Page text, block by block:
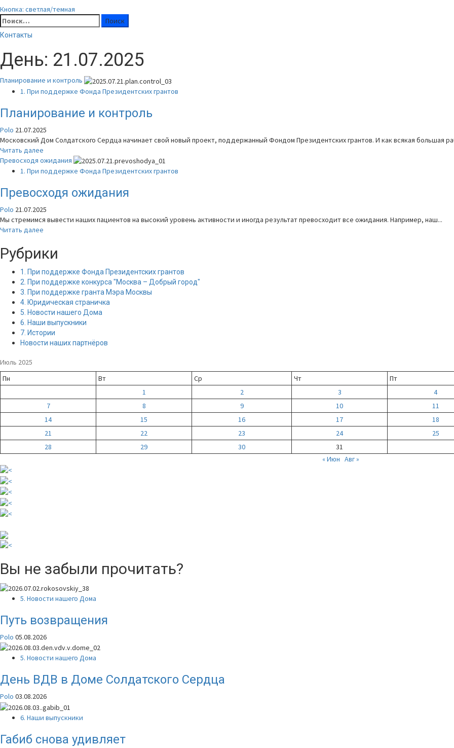
Кнопка: светлая/темная
Найти:
Контакты
День: 21.07.2025
Планирование и контроль
1. При поддержке Фонда Президентских грантов
Планирование и контроль
Polo 21.07.2025
Московский Дом Солдатского Сердца начинает свой новый проект, поддержанный Фондом Президентских грантов. И как всякая большая
Читать далее
больше
о
и
контроль
Превосходя ожидания
1. При поддержке Фонда Президентских грантов
Превосходя ожидания
Polo 21.07.2025
Мы стремимся вывести наших пациентов на высокий уровень активности и иногда результат превосходит все ожидания. Например, наш...
Читать далее
о
Превосходя
ожидания
Рубрики
1. При поддержке Фонда Президентских грантов
2. При поддержке конкурса "Москва – Добрый город"
3. При поддержке гранта Мэра Москвы
4. Юридическая страничка
5. Новости нашего Дома
6. Наши выпускники
7. Истории
Новости наших партнёров
Июль 2025
Пн
Вт Ср Чт Пт
1
2 3 4
7
8 9 10 11
14
15 16 17 18
21
22 23 24 25
28
29 30
31
« Июн Авг »
Вы не забыли прочитать?
5. Новости нашего Дома
Путь возвращения
Polo 05.08.2026
5. Новости нашего Дома
День ВДВ в Доме Солдатского Сердца
Polo 03.08.2026
6. Наши выпускники
Габиб снова удивляет